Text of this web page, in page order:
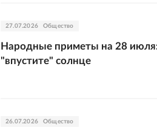
27.07.2026 Общество
Народные приметы на 28
"впустите" солнце
26.07.2026 Общество